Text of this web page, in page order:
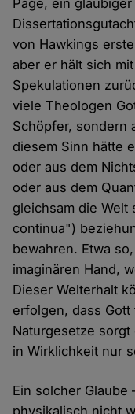
von Hawkings
aber er hält sich
Spekulationen
viele Theologen
Schöpfer, sondern
diesem Sinn hätte
oder aus dem
oder aus dem
gleichsam die
continua")
bewahren. Etwa
imaginären Hand,
Dieser Welterhalt
erfolgen, dass
Naturgesetze
in Wirklichkeit nur
Ein solcher Glaube
physikalisch nicht